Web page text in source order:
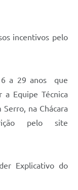
incentivos pelo
a 29 anos que
a Equipe Técnica
Serro, na Chácara
pelo site
Explicativo do